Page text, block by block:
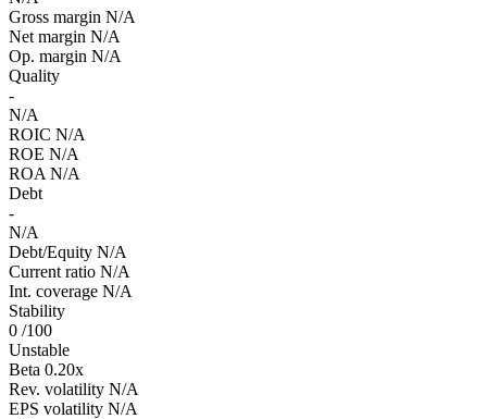
Gross margin N/A
Net margin N/A
Op. margin N/A
Quality
-
N/A
ROIC N/A
ROE N/A
ROA N/A
Debt
-
N/A
Debt/Equity N/A
Current ratio N/A
Int. coverage N/A
Stability
0 /100
Unstable
Beta 0.20x
Rev. volatility N/A
EPS volatility N/A